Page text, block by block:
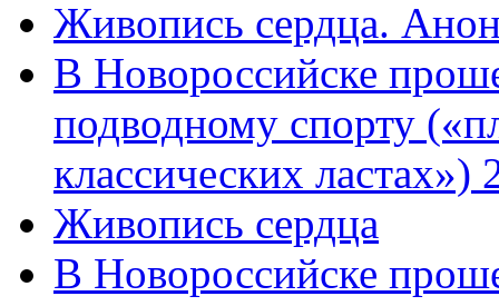
Живопись сердца.
В Новороссийске
подводному спорту
классических
Живопись сердца
В Новороссийске